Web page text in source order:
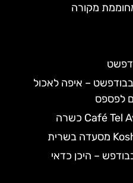
מקורה
– איפה לאכול
לפספס
– היכן כדאי